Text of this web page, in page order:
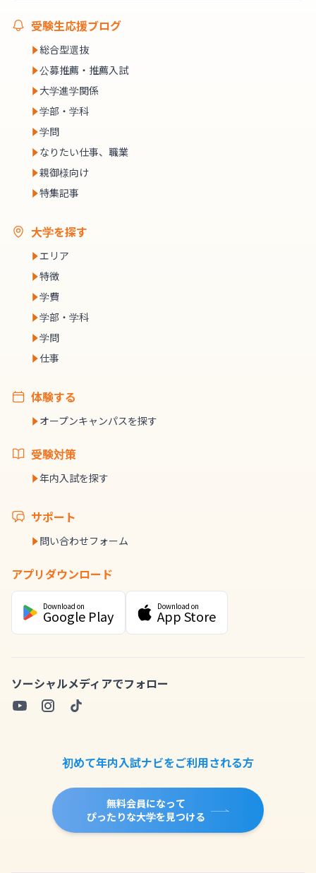
受験生応援ブログ
総合型選抜
公募推薦・推薦入試
大学進学関係
学部・学科
学問
なりたい仕事、職業
親御様向け
特集記事
大学を探す
エリア
特徴
学費
学部・学科
学問
仕事
体験する
オープンキャンパスを探す
受験対策
年内入試を探す
サポート
問い合わせフォーム
アプリダウンロード
Download on
Google Play
Download on
App Store
ソーシャルメディアでフォロー
初めて年内入試ナビをご利用される方
無料会員になって
ぴったりな大学を見つける